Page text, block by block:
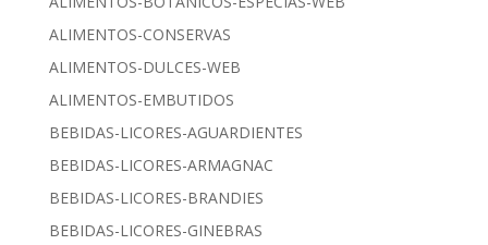
ALIMENTOS-CONSERVAS
ALIMENTOS-DULCES-WEB
ALIMENTOS-EMBUTIDOS
BEBIDAS-LICORES-AGUARDIENTES
BEBIDAS-LICORES-ARMAGNAC
BEBIDAS-LICORES-BRANDIES
BEBIDAS-LICORES-GINEBRAS